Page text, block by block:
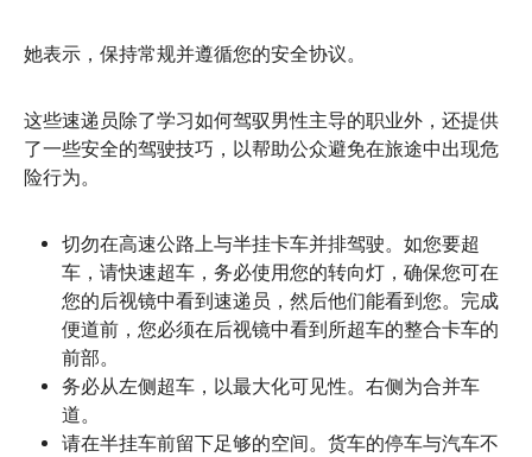
她表示，保持常规并遵循您的安全协议。
这些速递员除了学习如何驾驭男性主导的职业外，还提供
了一些安全的驾驶技巧，以帮助公众避免在旅途中出现危
险行为。
切勿在高速公路上与半挂卡车并排驾驶。如您要超
车，请快速超车，务必使用您的转向灯，确保您可在
您的后视镜中看到速递员，然后他们能看到您。完成
便道前，您必须在后视镜中看到所超车的整合卡车的
前部。
务必从左侧超车，以最大化可见性。右侧为合并车
道。
请在半挂车前留下足够的空间。货车的停车与汽车不